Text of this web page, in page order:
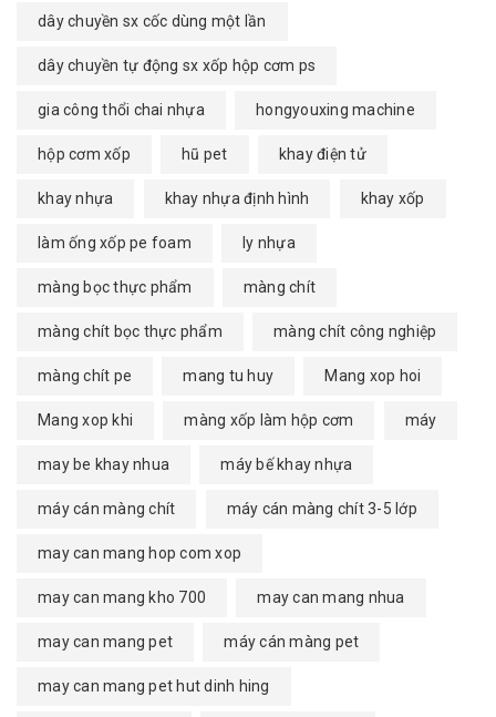
dây chuyền sx cốc dùng một lần
dây chuyền tự động sx xốp hộp cơm ps
gia công thổi chai nhựa hongyouxing machine
hộp cơm xốp hũ pet khay điện tử
khay nhựa khay nhựa định hình khay xốp
làm ống xốp pe foam ly nhựa
màng bọc thực phẩm màng chít
màng chít bọc thực phẩm màng chít công nghiệp
màng chít pe mang tu huy Mang xop hoi
Mang xop khi màng xốp làm hộp cơm máy
may be khay nhua máy bế khay nhựa
máy cán màng chít máy cán màng chít 3-5 lớp
may can mang hop com xop
may can mang kho 700 may can mang nhua
may can mang pet máy cán màng pet
may can mang pet hut dinh hing